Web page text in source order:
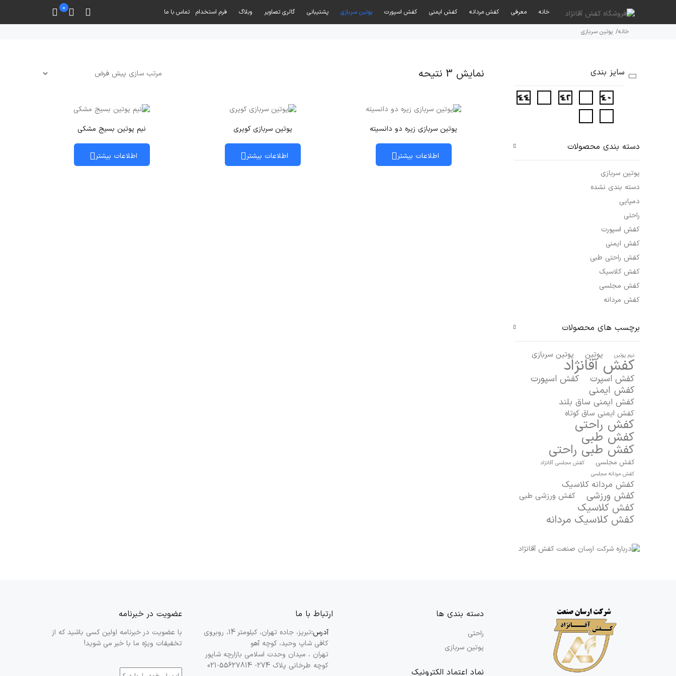
خانه معرفی کفش مردانه کفش ایمنی کفش اسپورت پوتین سربازی پشتیبانی گالری تصاویر وبلاگ فرم استخدام تماس با ما 0
خانه پوتین سربازی
سایز بندی
دسته‌ بندی محصولات
پوتین سربازی
دسته بندی نشده
دمپایی
راحتی
کفش اسپورت
کفش ایمنی
کفش راحتی طبی
کفش کلاسیک
کفش مجلسی
کفش مردانه
برچسب های محصولات
نیم پوتین پوتین پوتین سربازی
کفش آقانژاد
کفش اسپرت کفش اسپورت
کفش ایمنی
کفش ایمنی ساق بلند
کفش ایمنی ساق کوتاه
کفش راحتی
کفش طبی
کفش طبی راحتی
کفش مجلسی
کفش مجلسی آقانژاد
کفش مردانه مجلسی
کفش مردانه کلاسیک
کفش ورزشی کفش ورزشی طبی
کفش کلاسیک
کفش کلاسیک مردانه
نمایش 3 نتیحه
پوتین سربازی زیره دو دانسیته
اطلاعات بیشتر
پوتین سربازی کویری
اطلاعات بیشتر
نیم پوتین بسیج مشکی
اطلاعات بیشتر
دسته بندی ها
راحتی
پوتین سربازی
نماد اعتماد الکترونیک
ارتباط با ما
آدرس:
تبریز، جاده تهران، کیلومتر 14، روبروی
کافی شاپ وحید، کوچه آهو
تهران ، میدان وحدت اسلامی بازارچه شاپور
کوچه طرخانی پلاک 274- 55627814-021
عضویت در خبرنامه
با عضویت در خبرنامه اولین کسی باشید که از
تخفیفات ویژه ما با خبر می شوید!
ایمیل